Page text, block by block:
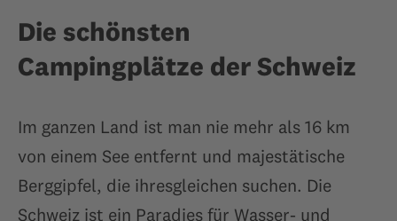
Die schönsten
Campingplätze der Schweiz
Im ganzen Land ist man nie mehr als 16 km
von einem See entfernt und majestätische
Berggipfel, die ihresgleichen suchen. Die
Schweiz ist ein Paradies für Wasser- und